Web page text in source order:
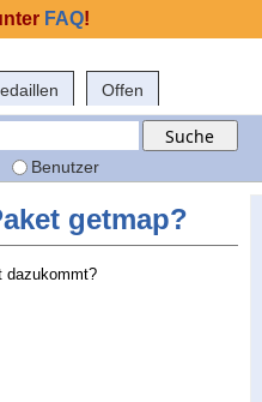
Offen
Benutzer
getmap?
dazukommt?
FAQ!